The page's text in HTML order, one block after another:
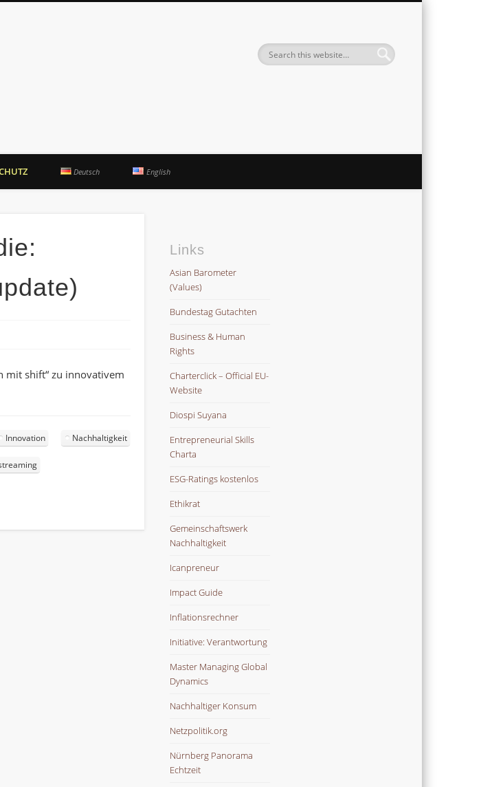
Deutsch English
mit shift“ zu innovativem
Innovation Nachhaltigkeit
Links
Asian Barometer
(Values)
Bundestag Gutachten
Business & Human
Rights
Charterclick – Official EU-
Website
Diospi Suyana
Entrepreneurial Skills
Charta
ESG-Ratings kostenlos
Ethikrat
Gemeinschaftswerk
Nachhaltigkeit
Icanpreneur
Impact Guide
Inflationsrechner
Initiative: Verantwortung
Master Managing Global
Dynamics
Nachhaltiger Konsum
Netzpolitik.org
Nürnberg Panorama
Echtzeit